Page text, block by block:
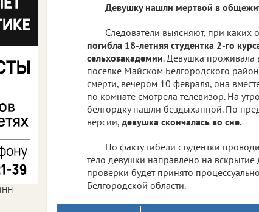
Девушку нашли мертвой в
Следователи выясняют, при каких
погибла 18-летняя студентка 2-го
сельхозакадемии. Девушка
поселке Майском Белгородского
смерти, вечером 10 февраля, она
по комнате смотрела телевизор. На
белгордку нашли бездыханной. По
версии, девушка скончалась во сне.
По факту гибели студентки
тело девушки направлено на вскрытие
проверки будет принято
Белгородской области.